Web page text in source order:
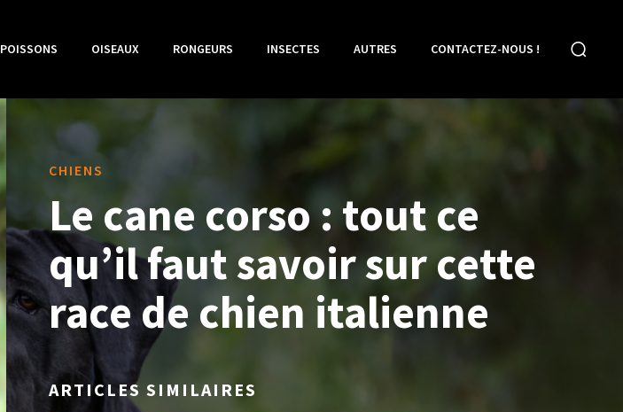
POISSONS OISEAUX RONGEURS INSECTES AUTRES CONTACTEZ-NOUS !
CHIENS
Le cane corso : tout ce
qu’il faut savoir sur cette
race de chien italienne
ARTICLES SIMILAIRES